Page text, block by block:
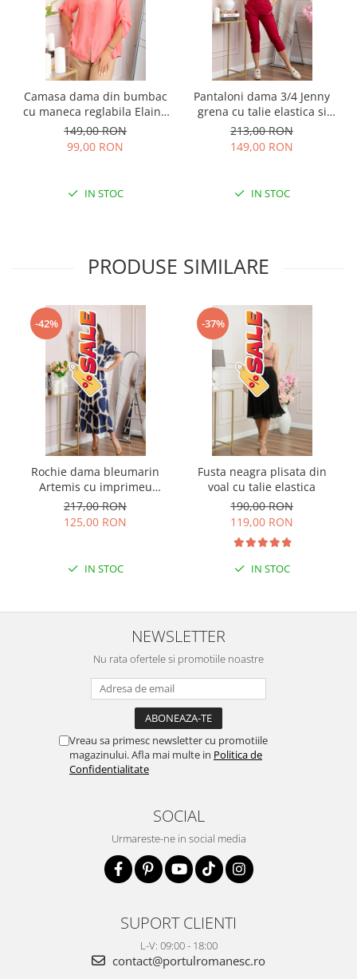
Camasa dama din bumbac
cu maneca reglabila Elaine
- Roz somon
149,00 RON
99,00 RON
IN STOC
Pantaloni dama 3/4 Jenny
grena cu talie elastica si
fermoare decorative
213,00 RON
149,00 RON
IN STOC
PRODUSE SIMILARE
-42%
Rochie dama bleumarin
Artemis cu imprimeu
abstract si cordon in talie
217,00 RON
125,00 RON
IN STOC
-37%
Fusta neagra plisata din
voal cu talie elastica
190,00 RON
119,00 RON
IN STOC
NEWSLETTER
Nu rata ofertele si promotiile noastre
Vreau sa primesc newsletter cu promotiile
magazinului. Afla mai multe in Politica de
Confidentialitate
SOCIAL
Urmareste-ne in social media
SUPORT CLIENTI
L-V: 09:00 - 18:00
contact@portulromanesc.ro